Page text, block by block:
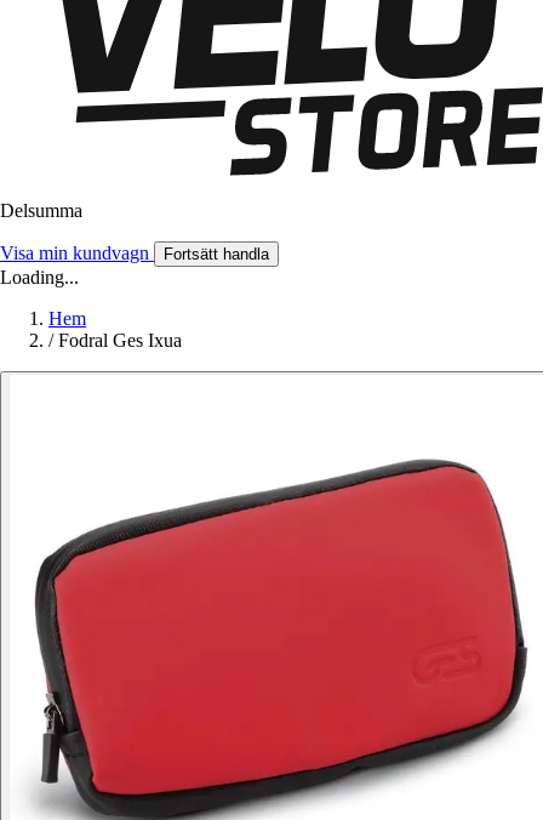
Delsumma
Visa min kundvagn Fortsätt handla
Loading...
Hem
/ Fodral Ges Ixua